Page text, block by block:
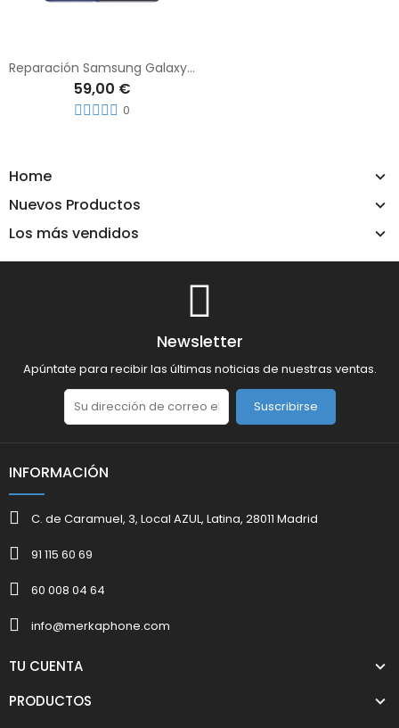
Home
Nuevos Productos
Los más vendidos
Reparación Samsung Galaxy A21s
59,00 €
0
Newsletter
Apúntate para recibir las últimas noticias de nuestras ventas.
Suscribirse
INFORMACIÓN
C. de Caramuel, 3, Local AZUL, Latina, 28011 Madrid
91 115 60 69
60 008 04 64
info@merkaphone.com
TU CUENTA
PRODUCTOS